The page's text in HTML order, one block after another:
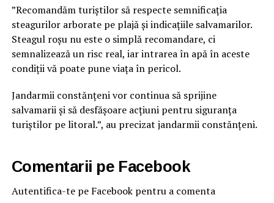
”Recomandăm turiștilor să respecte semnificația
steagurilor arborate pe plajă și indicațiile salvamarilor.
Steagul roșu nu este o simplă recomandare, ci
semnalizează un risc real, iar intrarea în apă în aceste
condiții vă poate pune viața în pericol.
Jandarmii constănțeni vor continua să sprijine
salvamarii și să desfășoare acțiuni pentru siguranța
turiștilor pe litoral.”, au precizat jandarmii constănțeni.
Comentarii pe Facebook
Autentifica-te pe Facebook pentru a comenta